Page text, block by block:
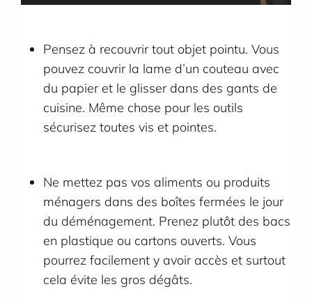
Pensez à recouvrir tout objet pointu. Vous
pouvez couvrir la lame d’un couteau avec
du papier et le glisser dans des gants de
cuisine. Même chose pour les outils
sécurisez toutes vis et pointes.
Ne mettez pas vos aliments ou produits
ménagers dans des boîtes fermées le jour
du déménagement. Prenez plutôt des bacs
en plastique ou cartons ouverts. Vous
pourrez facilement y avoir accès et surtout
cela évite les gros dégâts.